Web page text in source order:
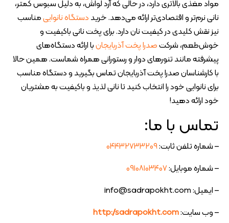
مواد مغذی بالاتری دارد، در حالی که آرد لواش، به دلیل سبوس کمتر،
نانی نرم‌تر و اقتصادی‌تر ارائه می‌دهد. خرید دستگاه نانواییمناسب
نیز نقش کلیدی در کیفیت نان دارد. برای پخت نانی باکیفیت و
خوش‌طعم، شرکتصدرا پخت آذربایجانبا ارائه دستگاه‌های
پیشرفته مانند تنورهای دوار و رستورانی همراه شماست. همین حالا
با کارشناسان صدرا پخت آذربایجان تماس بگیرید و دستگاه مناسب
برای نانوایی خود را انتخاب کنید تا نانی لذیذ و باکیفیت به مشتریان
خود ارائه دهید!
تماس با ما:
– شماره تلفن ثابت:۰۴۴۳۲۷۳۳۲۰۹
– شماره موبایل:۰۹۱۰۸۱۰۳۴۰۷
– ایمیل: info@sadrapokht.com
– وب سایت:http://sadrapokht.com